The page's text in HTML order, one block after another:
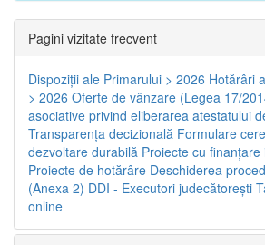
Pagini vizitate frecvent
Dispoziţii ale Primarului > 2026 Hotărâri
> 2026 Oferte de vânzare (Legea 17/
asociative privind eliberarea atestatului
Transparenţa decizională Formulare
dezvoltare durabilă Proiecte cu
Proiecte de hotărâre Deschiderea
(Anexa 2) DDI - Executori judecătorești
online